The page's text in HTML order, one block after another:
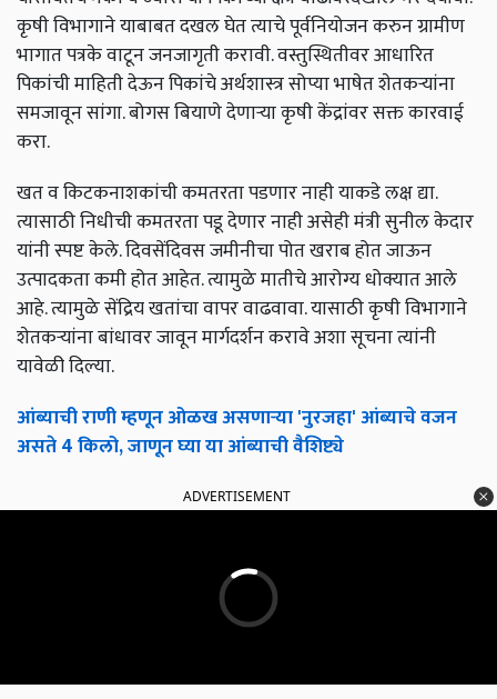
कृषी विभागाने याबाबत दखल घेत त्याचे पूर्वनियोजन करुन ग्रामीण
भागात पत्रके वाटून जनजागृती करावी. वस्तुस्थितीवर आधारित
पिकांची माहिती देऊन पिकांचे अर्थशास्त्र सोप्या भाषेत शेतकऱ्यांना
समजावून सांगा. बोगस बियाणे देणाऱ्या कृषी केंद्रांवर सक्त कारवाई
करा.
खत व किटकनाशकांची कमतरता पडणार नाही याकडे लक्ष द्या.
त्यासाठी निधीची कमतरता पडू देणार नाही असेही मंत्री सुनील केदार
यांनी स्पष्ट केले. दिवसेंदिवस जमीनीचा पोत खराब होत जाऊन
उत्पादकता कमी होत आहेत. त्यामुळे मातीचे आरोग्य धोक्यात आले
आहे. त्यामुळे सेंद्रिय खतांचा वापर वाढवावा. यासाठी कृषी विभागाने
शेतकऱ्यांना बांधावर जावून मार्गदर्शन करावे अशा सूचना त्यांनी
यावेळी दिल्या.
आंब्याची राणी म्हणून ओळख असणाऱ्या 'नुरजहा' आंब्याचे वजन
असते 4 किलो, जाणून घ्या या आंब्याची वैशिष्ट्ये
ADVERTISEMENT